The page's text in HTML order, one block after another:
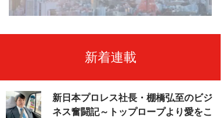
新着連載
新日本プロレス社長・棚橋弘至のビジ
ネス奮闘記～トップロープより愛をこ